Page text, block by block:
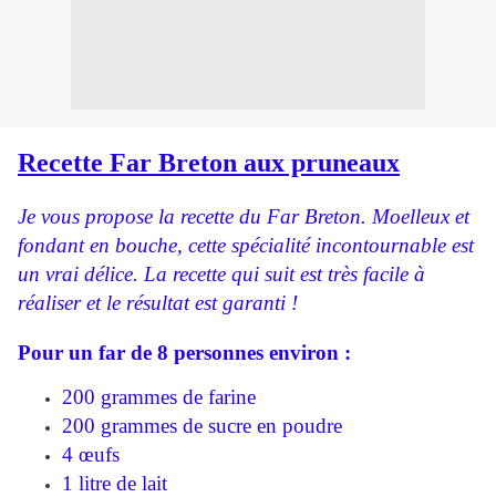
Recette Far Breton aux pruneaux
Je vous propose la recette du Far Breton. Moelleux et
fondant en bouche, cette spécialité incontournable est
un vrai délice. La recette qui suit est très facile à
réaliser et le résultat est garanti !
Pour un far de 8 personnes environ :
200 grammes de farine
200 grammes de sucre en poudre
4 œufs
1 litre de lait